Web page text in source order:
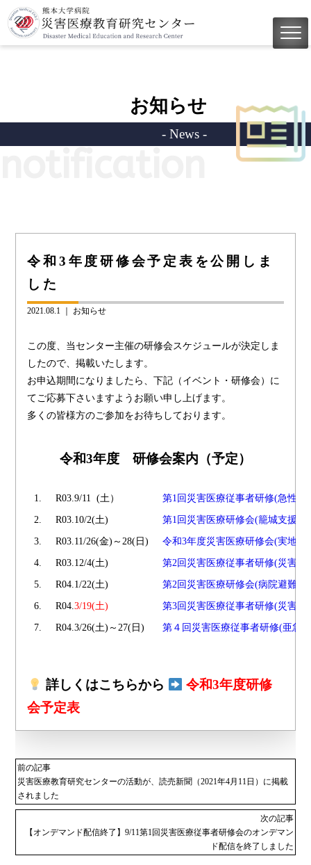
お知らせ
- News -
令和3年度研修会予定表を公開しま
した
2021.08.1 ｜ お知らせ
この度、当センター主催の研修会スケジュールが決定しま
したので、掲載いたします。
お申込期間になりましたら、下記（イベント・研修会）に
てご応募下さいますようお願い申し上げます。
多くの皆様方のご参加をお待ちしております。
令和3年度 研修会案内（予定）
1. R03.9/11 (土）
第1回災害医療従事者研修(急性期)
2.
R03.10/2(土)
第1回災害医療研修会(籠城支援)
3.
R03.11/26(金)～28(日)
令和3年度災害医療研修会(実地研
4.
R03.12/4(土)
第2回災害医療従事者研修(災害
5.
R04.1/22(土)
第2回災害医療研修会(病院避難)
6.
R04.3/19(土)
第3回災害医療従事者研修(災害
7.
R04.3/26(土)～27(日) 第４回災害医療従事者研修(亜急
詳しくはこちらから
令和3年度研修
会予定表
前の記事
災害医療教育研究センターの活動が、読売新聞（2021年4月11日）に掲載
されました
次の記事
【オンデマンド配信終了】9/11第1回災害医療従事者研修会のオンデマン
ド配信を終了しました